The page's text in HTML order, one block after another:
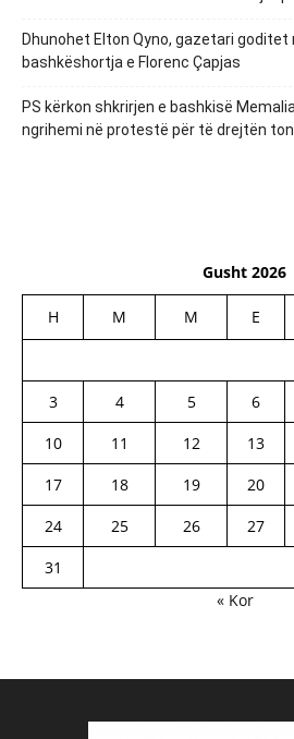
Dhunohet Elton Qyno, gazetari goditet
bashkëshortja e Florenc Çapjas
PS kërkon shkrirjen e bashkisë
ngrihemi në protestë për të drejtën
Gusht 2026
H M M E
3
4 5 6
10
11 12 13
17
18 19 20
24
25 26 27
31
« Kor